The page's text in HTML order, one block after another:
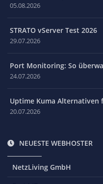
05.08.2026
STRATO vServer Test 2026
29.07.2026
Port Monitoring: So
24.07.2026
Uptime Kuma Alternativen
20.07.2026
NEUESTE WEBHOSTER
NetzLiving GmbH